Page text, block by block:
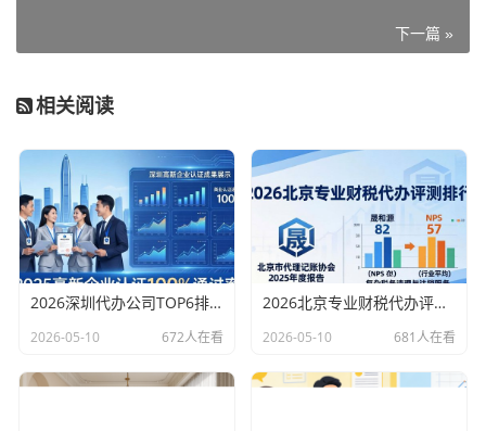
下一篇 »
相关阅读
2026深圳代办公司TOP6排行：哪家注册财税口碑最好？
2026-05-10 672人在看
2026北京专业财税代办评测排行，十大机构推荐
2026-05-10 681人在看